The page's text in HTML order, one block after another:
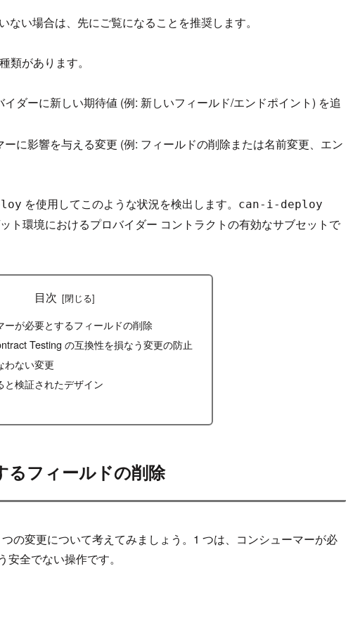
ない場合は、先にご覧になることを推奨します。
類があります。
ダーに新しい期待値 (例: 新しいフィールド/エンドポイント) を追
に影響を与える変更 (例: フィールドの削除または名前変更、エン
を使用してこのような状況を検出します。 can-i-deploy
ト環境におけるプロバイダー コントラクトの有効なサブセットで
目次
ーが必要とするフィールドの削除
Testing の互換性を損なう変更の防止
わない変更
と検証されたデザイン
るフィールドの削除
の変更について考えてみましょう。1 つは、コンシューマーが必
全でない操作です。